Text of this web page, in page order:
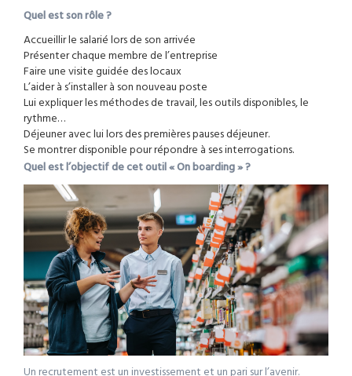
Quel est son rôle ?
Accueillir le salarié lors de son arrivée
Présenter chaque membre de l’entreprise
Faire une visite guidée des locaux
L’aider à s’installer à son nouveau poste
Lui expliquer les méthodes de travail, les outils disponibles, le
rythme…
Déjeuner avec lui lors des premières pauses déjeuner.
Se montrer disponible pour répondre à ses interrogations.
Quel est l’objectif de cet outil « On boarding » ?